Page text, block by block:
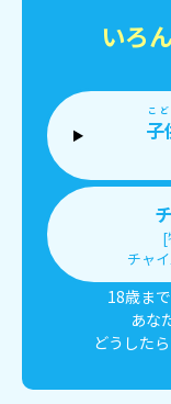
いろ
子
こ
[
チャ
18歳ま
あな
どうした